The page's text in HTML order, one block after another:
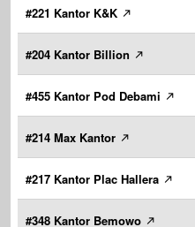
#221 Kantor K&K
#204 Kantor Billion
#455 Kantor Pod Debami
#214 Max Kantor
#217 Kantor Plac Hallera
#348 Kantor Bemowo